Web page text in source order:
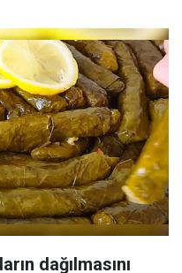
dağılmasını